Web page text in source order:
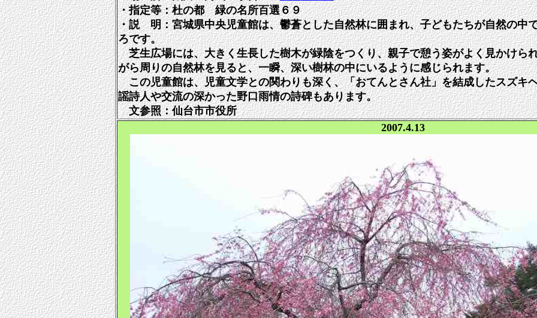
・指定等：杜の都 緑の名所百選６９
・説 明：宮城県中央児童館は、鬱蒼とした自然林に囲まれ、子どもたちが自然の中
ろです。
芝生広場には、大きく生長した樹木が緑陰をつくり、親子で憩う姿がよく見かけら
がら周りの自然林を見ると、一瞬、深い樹林の中にいるように感じられます。
この児童館は、児童文学との関わりも深く、「おてんとさん社」を結成したスズキ
謡詩人や交流の深かった野口雨情の詩碑もあります。
文参照：仙台市市役所
2007.4.13